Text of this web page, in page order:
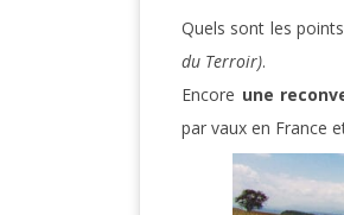
Quels sont les
du Terroir).
Encore une
par vaux en France